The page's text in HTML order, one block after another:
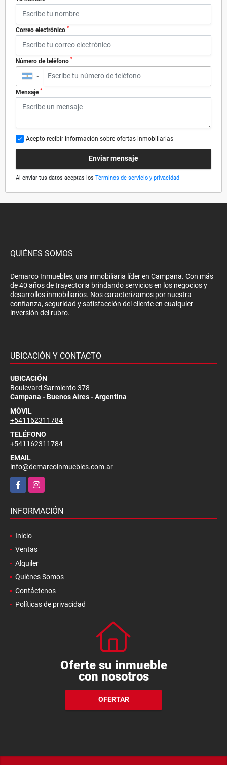
Correo electrónico *
Número de teléfono *
▼
Mensaje *
Acepto recibir información sobre ofertas inmobiliarias
Enviar mensaje
Al enviar tus datos aceptas los Términos de servicio y privacidad
QUIÉNES SOMOS
Demarco Inmuebles, una inmobiliaria líder en Campana. Con más
de 40 años de trayectoria brindando servicios en los negocios y
desarrollos inmobiliarios. Nos caracterizamos por nuestra
confianza, seguridad y satisfacción del cliente en cualquier
inversión del rubro.
UBICACIÓN Y CONTACTO
UBICACIÓN
Boulevard Sarmiento 378
Campana - Buenos Aires - Argentina
MÓVIL
+541162311784
TELÉFONO
+541162311784
EMAIL
info@demarcoinmuebles.com.ar
FacebookInstagram
INFORMACIÓN
Inicio
Ventas
Alquiler
Quiénes Somos
Contáctenos
Políticas de privacidad
Oferte su inmueble
con nosotros
OFERTAR